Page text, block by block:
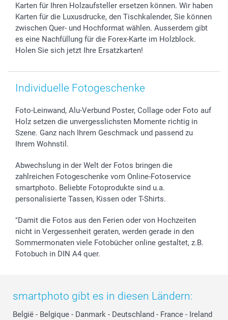
smartgarantie
smartbonus
Karten für Ihren Holzaufsteller ersetzen können. Wir haben
Karten für die Luxusdrucke, den Tischkalender, Sie können
zwischen Quer- und Hochformat wählen. Ausserdem gibt
es eine Nachfüllung für die Forex-Karte im Holzblock.
Holen Sie sich jetzt Ihre Ersatzkarten!
Individuelle Fotogeschenke
Foto-Leinwand, Alu-Verbund Poster, Collage oder Foto auf
Holz setzen die unvergesslichsten Momente richtig in
Szene. Ganz nach Ihrem Geschmack und passend zu
Ihrem Wohnstil.
Abwechslung in der Welt der Fotos bringen die
zahlreichen Fotogeschenke vom Online-Fotoservice
smartphoto. Beliebte Fotoprodukte sind u.a.
personalisierte Tassen, Kissen oder T-Shirts.
"Damit die Fotos aus den Ferien oder von Hochzeiten
nicht in Vergessenheit geraten, werden gerade in den
Sommermonaten viele Fotobücher online gestaltet, z.B.
Fotobuch in DIN A4 quer.
smartphoto gibt es in diesen Ländern:
België - Belgique - Danmark - Deutschland - France - Ireland